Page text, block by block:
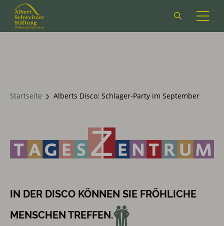
Suchformular
öffnen
Startseite Alberts Disco: Schlager-Party im September
IN DER DISCO KÖNNEN SIE FRÖHLICHE
MENSCHEN TREFFEN.